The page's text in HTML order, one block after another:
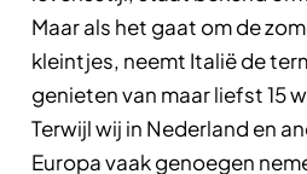
Maar als het gaat om de
kleintjes, neemt Italië de
genieten van maar liefst 15
Terwijl wij in Nederland en
Europa vaak genoegen